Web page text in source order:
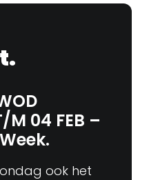
M 04 FEB –
ook het